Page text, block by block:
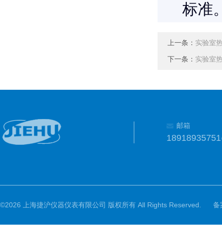
标准
上一条： 实验室
下一条： 实验室
邮箱
©2026 上海捷沪仪器仪表有限公司 版权所有 All Rights Reserved. 备